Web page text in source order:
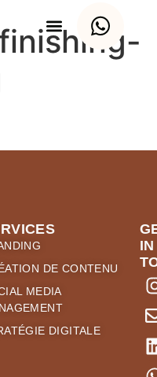
DE CONTENU
MEDIA
DIGITALE
IN